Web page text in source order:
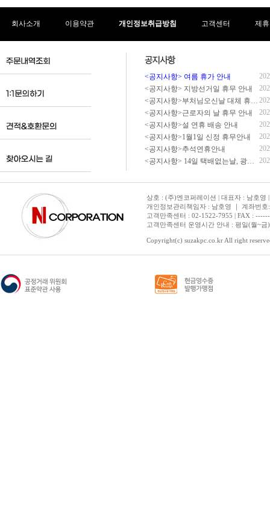
회사소개 이용약관 개인정보취급방침 고객센터 제
<공지사항> 여름 휴가 안내
<공지사항> 지방선거일 휴무 안내
<공지사항>부처님오신날 대체 휴무 안내
<공지사항>근로자의 날 휴무 안내
<공지사항>설 연휴 배송 안내
<공지사항>1월1일 신정 휴무안내
<공지사항>추석연휴안내
<공지사항> 14일 택배없는날, 광복절 휴무 배송 안내
상호 : (주)엔코퍼레이션 | 대표자 : 남호영
개인정보관리책임자 : 남호영 ｜ 계좌번
고객만족센터 : 02-1522-7955 | FAX :
고객만족센터 운영시간 안내 : 평일(월~
Copyright(c) suzakpc.co.kr All right